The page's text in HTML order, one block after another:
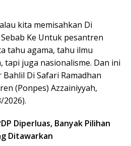
kita memisahkan Di
Ke Untuk pesantren
tahu agama, tahu ilmu
tapi juga nasionalisme. Dan ini
Di Safari Ramadhan
(Ponpes) Azzainiyyah,
Diperluas, Banyak Pilihan
Ditawarkan